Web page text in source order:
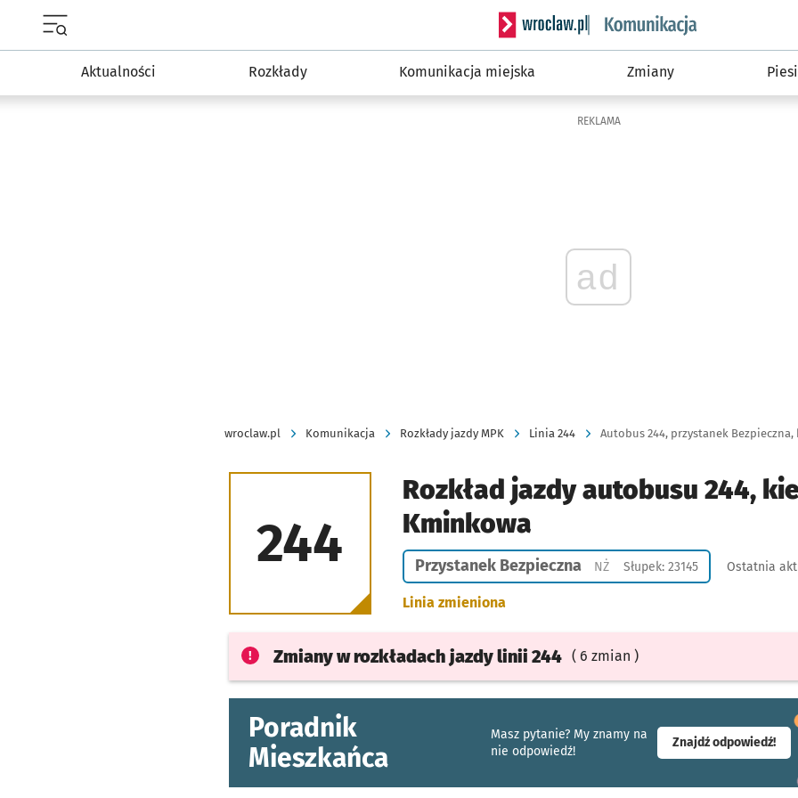
Serwis informacyjny wroclaw.pl podserwis:
Aktualności Rozkłady Komunikacja miejska Zmiany Piesi
REKLAMA
ad
wroclaw.pl Komunikacja Rozkłady jazdy MPK Linia 244 Autobus 244, przystanek
244
Rozkład jazdy autobusu 244,
Kminkowa
Przystanek Bezpieczna NŻPrzystanek na życzenie
Słupek: 23145 Ostatnia
Linia zmieniona
Zmiany w rozkładach jazdylinii 244 ( 6 zmian )
Poradnik
Mieszkańca
Masz pytanie? My znamy na
nie odpowiedź!
Znajdź odpowiedź!-